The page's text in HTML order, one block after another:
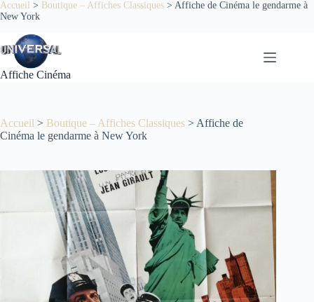
Passer
au
Accueil > Boutique – Affiches Classiques > Affiche de Cinéma le gendarme à
New York
Affiche Cinéma
Accueil > Boutique – Affiches Classiques > Affiche de
Cinéma le gendarme à New York